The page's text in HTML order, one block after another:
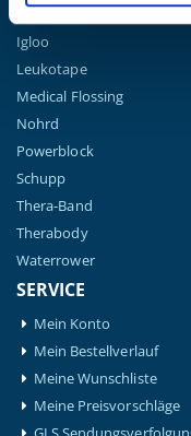
Hansaplast
Igloo
Leukotape
Medical Flossing
Nohrd
Powerblock
Schupp
Thera-Band
Therabody
Waterrower
SERVICE
Mein Konto
Mein Bestellverlauf
Meine Wunschliste
Meine Preisvorschläge